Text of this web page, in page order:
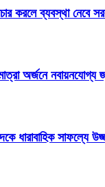
করলে ব্যবস্থা নেবে
অর্জনে নবায়নযোগ্য
ধারাবাহিক সাফল্যে